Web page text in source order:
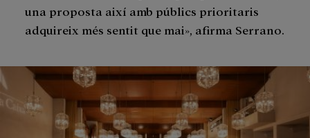
una proposta així amb públics prioritaris
adquireix més sentit que mai», afirma Serrano.